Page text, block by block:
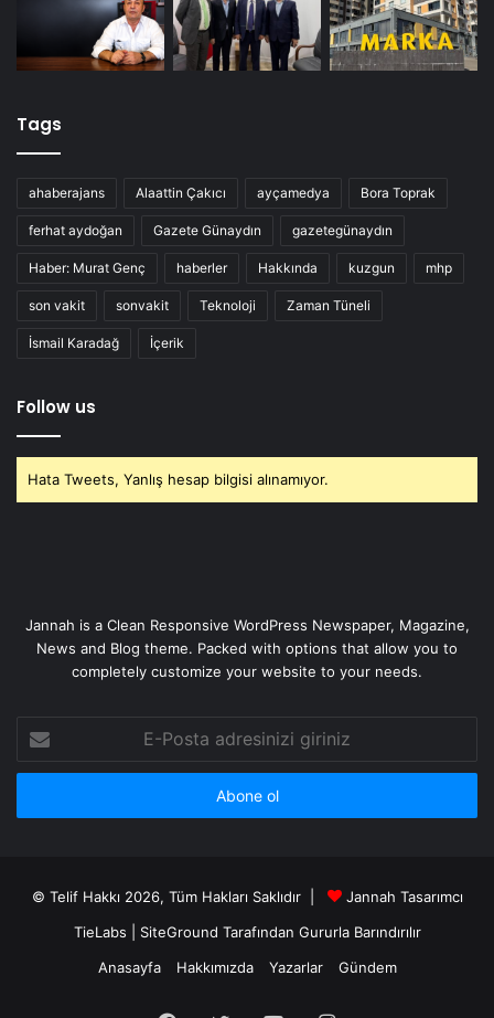
Tags
ahaberajans Alaattin Çakıcı ayçamedya Bora Toprak
ferhat aydoğan Gazete Günaydın gazetegünaydın
Haber: Murat Genç haberler Hakkında kuzgun mhp
son vakit sonvakit Teknoloji Zaman Tüneli
İsmail Karadağ İçerik
Follow us
Hata Tweets, Yanlış hesap bilgisi alınamıyor.
Jannah is a Clean Responsive WordPress Newspaper, Magazine,
News and Blog theme. Packed with options that allow you to
completely customize your website to your needs.
Posta
adresinizi
© Telif Hakkı 2026, Tüm Hakları Saklıdır |
Jannah Tasarımcı
TieLabs
SiteGround Tarafından Gururla Barındırılır
Anasayfa
Hakkımızda Yazarlar Gündem